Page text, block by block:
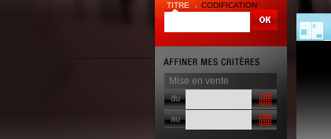
TITRE CODIFICATION
Mise en vente
du
au